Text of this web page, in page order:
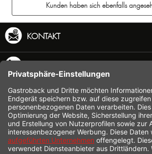
Kunden haben sich ebenfalls
KONTAKT
INFORMATION
SHOP SERVICE